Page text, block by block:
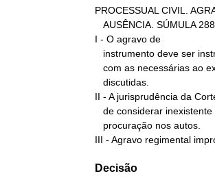
PROCESSUAL CIVIL.
I - O agravo de
II - A jurisprudência da
III - Agravo regimental
Decisão